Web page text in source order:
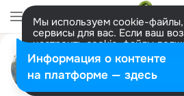
Мы используем cookie-файлы,
сервисы для вас. Если ваш
настроить cookie-файлы
представитель. Больше
Разрешить все Настроить
Нюша Костина
Краснодар
22
307 школа
Информация о контенте
на платформе — здесь